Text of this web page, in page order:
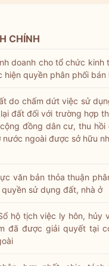
CHÍNH
doanh cho tổ chức kinh
hiện quyền phân phối bán
do chấm dứt việc sử
đất đối với trường hợp
đồng dân cư, thu
ngoài được sở hữu
văn bản thỏa thuận
sử dụng đất, nhà ở
hộ tịch việc ly hôn, hủy
đã được giải quyết tại